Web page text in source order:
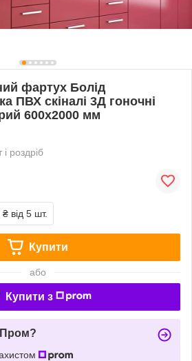
фартух Болід
ПВХ скіналі 3Д гоночні
600х2000 мм
роздріб
₴ від 5 шт.
Купити
або
Купити з
Пром?